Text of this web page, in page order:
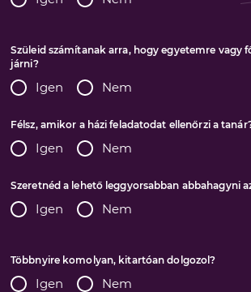
Szüleid számítanak arra, hogy egyetemre vagy
járni?
Igen Nem
Félsz, amikor a házi feladatodat ellenőrzi a
Igen Nem
Szeretnéd a lehető leggyorsabban abbahagyni
Igen Nem
Többnyire komolyan, kitartóan dolgozol?
Igen Nem